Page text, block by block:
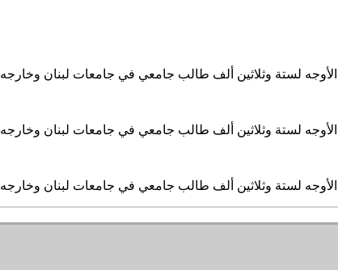
الأوجه لستة وثلاثين ألف طالب جامعي في جامعات لبنان وخارجه
الأوجه لستة وثلاثين ألف طالب جامعي في جامعات لبنان وخارجه
الأوجه لستة وثلاثين ألف طالب جامعي في جامعات لبنان وخارجه